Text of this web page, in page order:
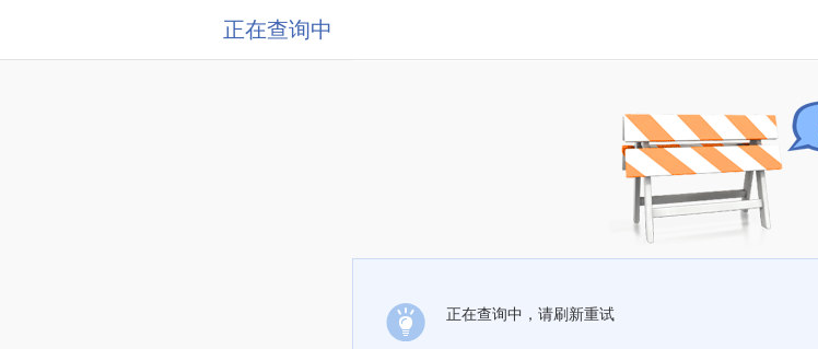
正在查询中
正在查询中，请刷新重试